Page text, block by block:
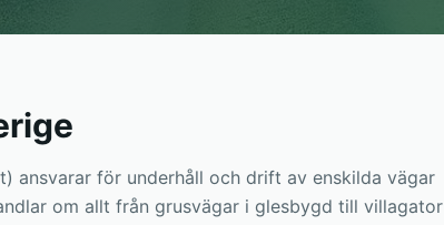
ansvarar för underhåll och drift av enskilda vägar
om allt från grusvägar i glesbygd till villagator